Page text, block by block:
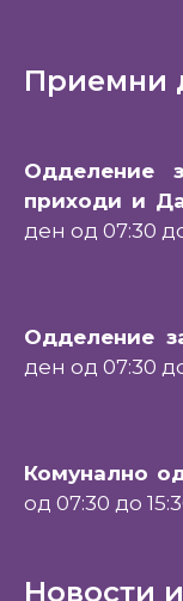
Приемни
Одделение
приходи и
ден од 07:30
Одделение
ден од 07:30
Комунално
од 07:30 до
Новости